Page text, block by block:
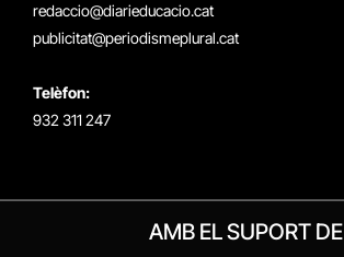
redaccio@diarieducacio.cat
publicitat@periodismeplural.cat
Telèfon:
932 311 247
AMB EL SUPORT DE